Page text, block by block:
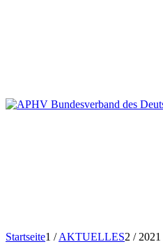
Startseite1 / AKTUELLES2 / 2021